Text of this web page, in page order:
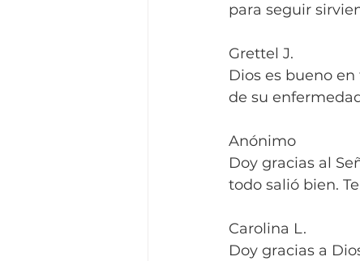
para seguir
Grettel J.
Dios es bueno
de su
Anónimo
Doy gracias al
todo salió bien.
Carolina L.
Doy gracias a